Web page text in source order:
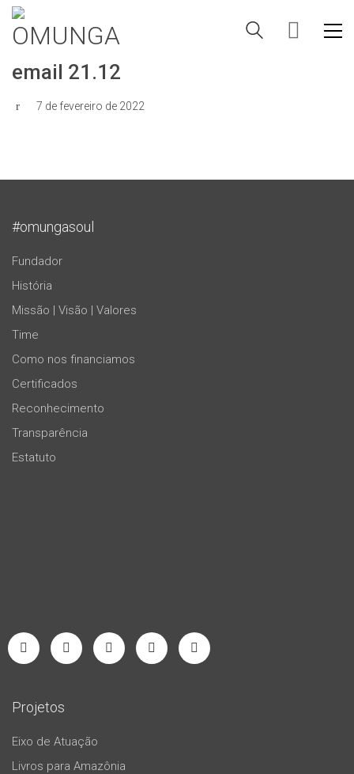
email 21.12
7 de fevereiro de 2022
#omungasoul
Fundador
História
Missão | Visão | Valores
Time
Como nos financiamos
Certificados
Reconhecimento
Transparência
Estatuto
Projetos
Eixo de Atuação
Livros para Amazônia